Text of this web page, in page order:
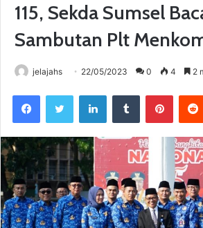
115, Sekda Sumsel
Sambutan Plt
jelajahs 22/05/2023 0 4 2